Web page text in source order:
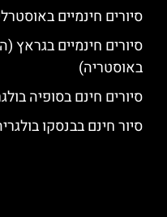
סיורים חינמיים
סיורים חינמיים בגראץ
באוסטריה)
סיורים חינם בסופיה
סיור חינם בבנסקו